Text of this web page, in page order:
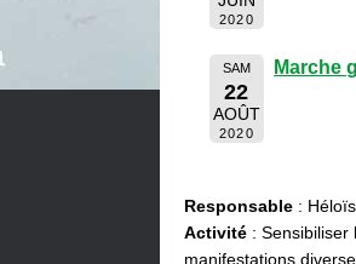
2020
SAM
22
AOÛT
2020
Marche
Responsable :
Activité :
manifestations